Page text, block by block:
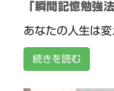
「瞬間記憶勉強
あなたの人生は変
続きを読む